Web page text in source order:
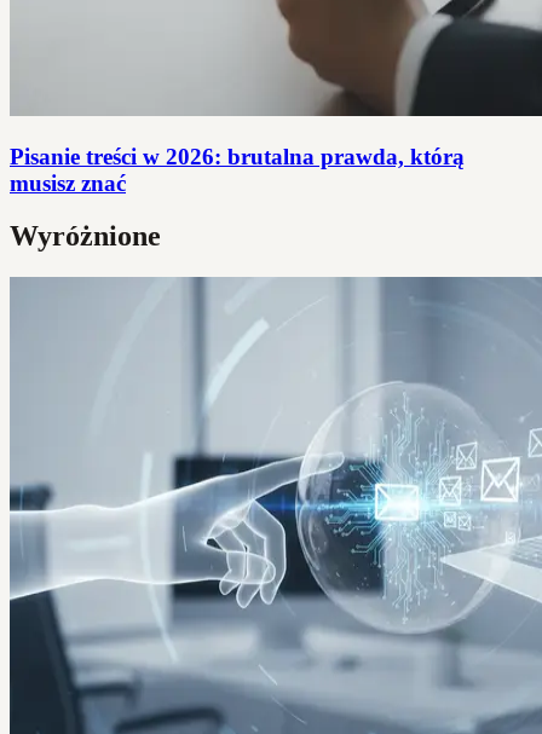
Pisanie treści w 2026: brutalna prawda, którą
musisz znać
Wyróżnione